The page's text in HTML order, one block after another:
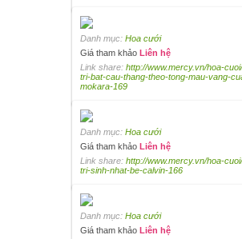
Danh mục: Hoa cưới
Giá tham khảo Liên hệ
Link share: http://www.mercy.vn/hoa-
tri-bat-cau-thang-theo-tong-mau-vang-
mokara-169
Danh mục: Hoa cưới
Giá tham khảo Liên hệ
Link share: http://www.mercy.vn/hoa-
tri-sinh-nhat-be-calvin-166
Danh mục: Hoa cưới
Giá tham khảo Liên hệ